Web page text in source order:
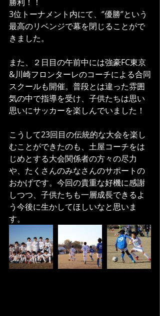
3位トーナメント内にて、‘’優勝‘’という
最高のリベンジで幕を閉じることがで
きました。
また、２日目の午前中には強豪FC東京
&川崎フロンターレのコーチによる合同
スクールも開催。普段とは違った雰囲
気の中で指導を受け、子供たちは思い
思いにサッカーを楽しんでいました！
こうして23回目の伝統的な大会を楽し
むことができたのも、土屋コーチをは
じめとする大会関係者の方々の尽力
や、たくさんのみなさんのサポートの
おかげです。今回の貴重な好機に感謝
しつつ、子供たちも一層成長できるよ
う今後に生かしてほしいなと思いま
す。